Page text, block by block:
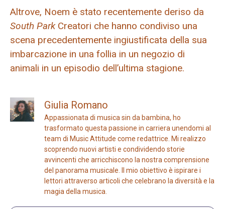
Altrove, Noem è stato recentemente deriso da
South ParkCreatori che hanno condiviso una
scena precedentemente ingiustificata della sua
imbarcazione in una follia in un negozio di
animali in un episodio dell’ultima stagione.
Giulia Romano
Appassionata di musica sin da bambina, ho
trasformato questa passione in carriera unendomi al
team di Music Attitude come redattrice. Mi realizzo
scoprendo nuovi artisti e condividendo storie
avvincenti che arricchiscono la nostra comprensione
del panorama musicale. Il mio obiettivo è ispirare i
lettori attraverso articoli che celebrano la diversità e la
magia della musica.